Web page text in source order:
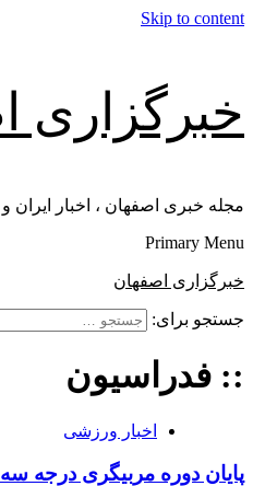
Skip to content
خبرگزاری
مجله خبری اصفهان ، اخبار ایران
Primary Menu
خبرگزاری اصفهان
جستجو برای:
:: فدراسیون
اخبار ورزشی
پایان دوره مربیگری درجه